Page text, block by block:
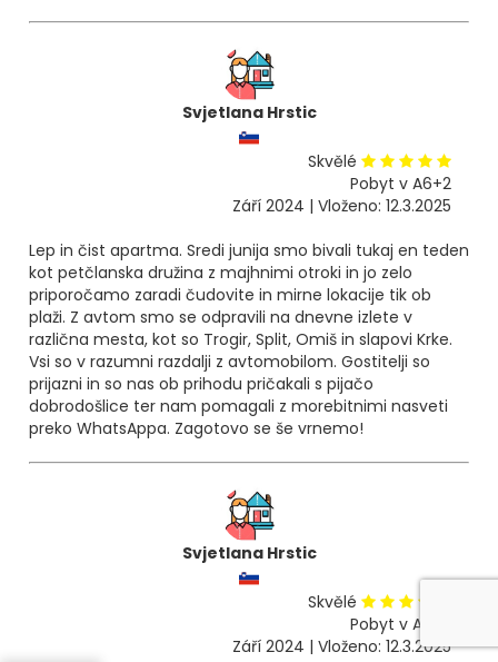
Svjetlana Hrstic
Skvělé
Pobyt v A6+2
Září 2024 | Vloženo: 12.3.2025
Lep in čist apartma. Sredi junija smo bivali tukaj en teden
kot petčlanska družina z majhnimi otroki in jo zelo
priporočamo zaradi čudovite in mirne lokacije tik ob
plaži. Z avtom smo se odpravili na dnevne izlete v
različna mesta, kot so Trogir, Split, Omiš in slapovi Krke.
Vsi so v razumni razdalji z avtomobilom. Gostitelji so
prijazni in so nas ob prihodu pričakali s pijačo
dobrodošlice ter nam pomagali z morebitnimi nasveti
preko WhatsAppa. Zagotovo se še vrnemo!
Svjetlana Hrstic
Skvělé
Pobyt v A6+2
Září 2024 | Vloženo: 12.3.2025